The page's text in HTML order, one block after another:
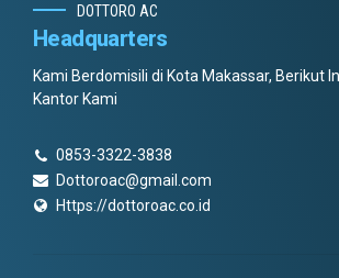
DOTTORO AC
Headquarters
Kami Berdomisili di Kota Makassar, Berikut
Kantor Kami
0853-3322-3838
Dottoroac@gmail.com
Https://dottoroac.co.id